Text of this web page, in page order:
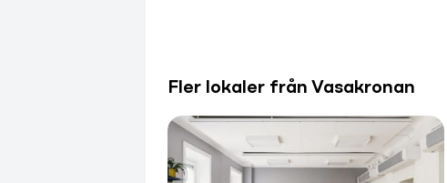
Fler lokaler från Vasakronan